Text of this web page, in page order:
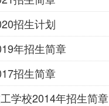
招生计划
年招生简章
招生简章
学校2014年招生简章